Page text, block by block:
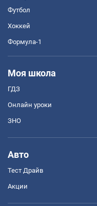
Футбол
Хоккей
Формула-1
Моя школа
ГДЗ
Онлайн уроки
ЗНО
Авто
Тест Драйв
Акции